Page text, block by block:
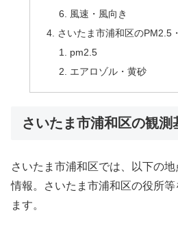
風速・風向き
さいたま市浦和区のPM2.5
pm2.5
エアロゾル・黄砂
さいたま市浦和区の観測
さいたま市浦和区では、以下の
情報。さいたま市浦和区の役所
ます。